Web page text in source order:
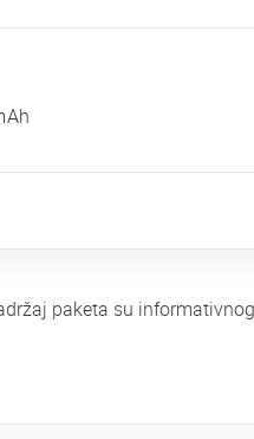
paketa su